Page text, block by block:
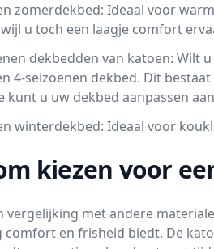
zomerdekbed: Ideaal voor
u toch een laagje comfort
dekbedden van katoen: Wilt
4-seizoenen dekbed. Dit
kunt u uw dekbed aanpassen
winterdekbed: Ideaal voor
kiezen voor
vergelijking met andere
comfort en frisheid biedt. De